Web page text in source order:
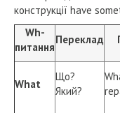
конструкції have
Wh-
питання
Переклад
What
Що?
Який?